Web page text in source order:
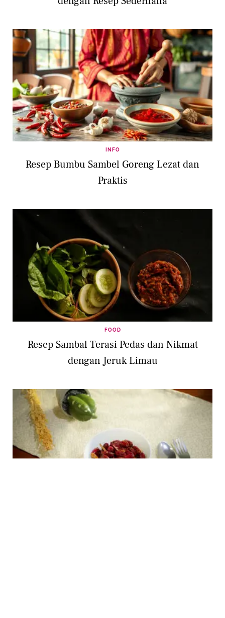
INFO
Resep Bumbu Sambel Goreng Lezat dan
Praktis
FOOD
Resep Sambal Terasi Pedas dan Nikmat
dengan Jeruk Limau